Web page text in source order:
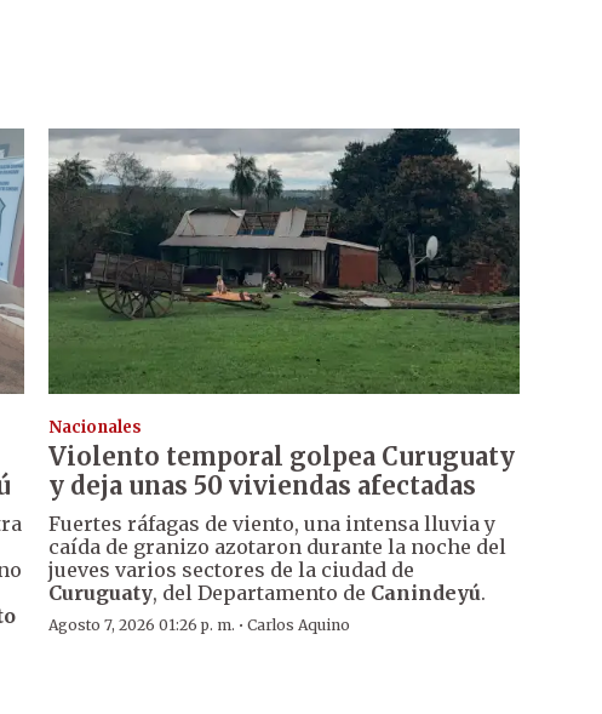
Nacionales
Violento temporal golpea Curuguaty
y deja unas 50 viviendas afectadas
Fuertes ráfagas de viento, una intensa lluvia y
caída de granizo azotaron durante la noche del
jueves varios sectores de la ciudad de
Curuguaty, del Departamento de Canindeyú.
Agosto 7, 2026 01:26 p. m. · Carlos Aquino